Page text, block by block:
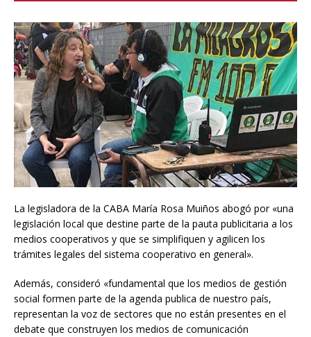
La legisladora de la CABA María Rosa Muiños abogó por «una
legislación local que destine parte de la pauta publicitaria a los
medios cooperativos y que se simplifiquen y agilicen los
trámites legales del sistema cooperativo en general».
Además, consideró «fundamental que los medios de gestión
social formen parte de la agenda publica de nuestro país,
representan la voz de sectores que no están presentes en el
debate que construyen los medios de comunicación